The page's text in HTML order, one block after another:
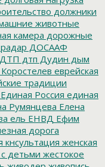
должники
животные
камера дорожные
ДОСААФ
ДТП дтп Дудин дым
еврейская
традиции
Единая Россия единая
Румянцева Елена
ель ЕНВД Ефим
дорога
кнсультация женская
детьми жестокое